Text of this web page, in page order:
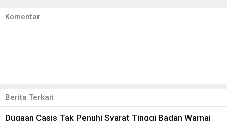
Komentar
Berita Terkait
Dugaan Casis Tak Penuhi Syarat Tinggi Badan Warnai